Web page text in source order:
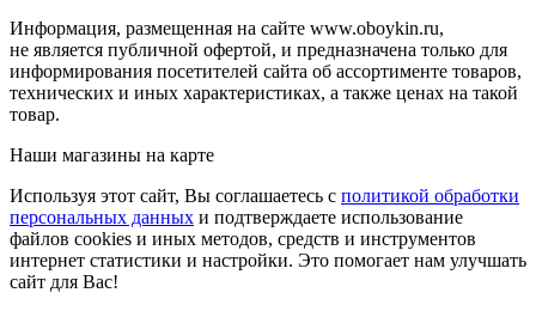
Информация, размещенная на сайте www.oboykin.ru,
не является публичной офертой, и предназначена только для
информирования посетителей сайта об ассортименте товаров,
технических и иных характеристиках, а также ценах на такой
товар.
Наши магазины на карте
Используя этот сайт, Вы соглашаетесь с политикой обработки
персональных данных и подтверждаете использование
файлов cookies и иных методов, средств и инструментов
интернет статистики и настройки. Это помогает нам улучшать
сайт для Вас!